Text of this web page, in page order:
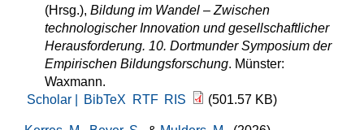
(Hrsg.), Bildung im Wandel – Zwischen
technologischer Innovation und gesellschaftlicher
Herausforderung. 10. Dortmunder Symposium der
Empirischen Bildungsforschung. Münster:
Waxmann.
Scholar |
BibTeX RTF RIS (501.57 KB)